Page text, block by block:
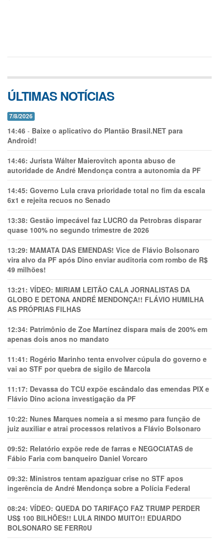
ÚLTIMAS NOTÍCIAS
7/8/2026
14:46 - Baixe o aplicativo do Plantão Brasil.NET para
Android!
14:46: Jurista Wálter Maierovitch aponta abuso de
autoridade de André Mendonça contra a autonomia da PF
14:45: Governo Lula crava prioridade total no fim da escala
6x1 e rejeita recuos no Senado
13:38: Gestão impecável faz LUCRO da Petrobras disparar
quase 100% no segundo trimestre de 2026
13:29: MAMATA DAS EMENDAS! Vice de Flávio Bolsonaro
vira alvo da PF após Dino enviar auditoria com rombo de R$
49 milhões!
13:21: VÍDEO: MIRIAM LEITÃO CALA JORNALISTAS DA
GLOBO E DETONA ANDRÉ MENDONÇA!! FLÁVIO HUMILHA
AS PRÓPRIAS FILHAS
12:34: Patrimônio de Zoe Martínez dispara mais de 200% em
apenas dois anos no mandato
11:41: Rogério Marinho tenta envolver cúpula do governo e
vai ao STF por quebra de sigilo de Marcola
11:17: Devassa do TCU expõe escândalo das emendas PIX e
Flávio Dino aciona investigação da PF
10:22: Nunes Marques nomeia a si mesmo para função de
juiz auxiliar e atrai processos relativos a Flávio Bolsonaro
09:52: Relatório expõe rede de farras e NEGOCIATAS de
Fábio Faria com banqueiro Daniel Vorcaro
09:32: Ministros tentam apaziguar crise no STF apos
ingerência de André Mendonça sobre a Polícia Federal
08:24: VÍDEO: QUEDA DO TARIFAÇO FAZ TRUMP PERDER
US$ 100 BILHÕES!! LULA RINDO MUITO!! EDUARDO
BOLSONARO SE FERR0U